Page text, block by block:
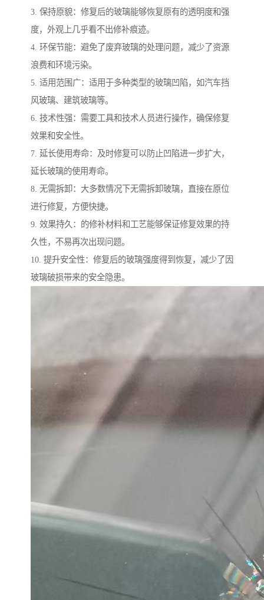
3. 保持原貌：修复后的玻璃能够恢复原有的透明度和强
度，外观上几乎看不出修补痕迹。
4. 环保节能：避免了废弃玻璃的处理问题，减少了资源
浪费和环境污染。
5. 适用范围广：适用于多种类型的玻璃凹陷，如汽车挡
风玻璃、建筑玻璃等。
6. 技术性强：需要工具和技术人员进行操作，确保修复
效果和安全性。
7. 延长使用寿命：及时修复可以防止凹陷进一步扩大，
延长玻璃的使用寿命。
8. 无需拆卸：大多数情况下无需拆卸玻璃，直接在原位
进行修复，方便快捷。
9. 效果持久：的修补材料和工艺能够保证修复效果的持
久性，不易再次出现问题。
10. 提升安全性：修复后的玻璃强度得到恢复，减少了因
玻璃破损带来的安全隐患。